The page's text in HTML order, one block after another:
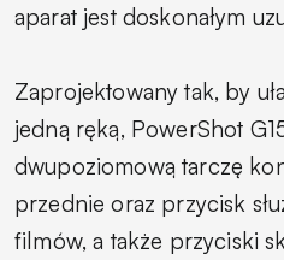
aparat jest doskonałym
Zaprojektowany tak, by
jedną ręką, PowerShot
dwupoziomową tarczę
przednie oraz przycisk
filmów, a także przyciski